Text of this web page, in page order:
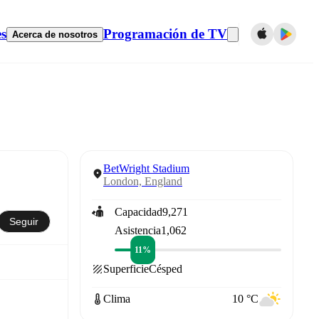
Acerca de nosotros Programación de TV
Seguir
BetWright Stadium
London, England
Capacidad9,271
Asistencia1,062
11%
SuperficieCésped
Clima 10 °C